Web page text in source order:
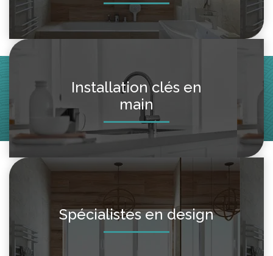
Installation clés en
main
Spécialistes en design